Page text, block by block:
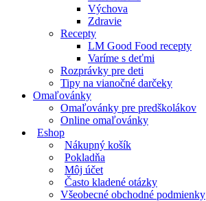
Výchova
Zdravie
Recepty
LM Good Food recepty
Varíme s deťmi
Rozprávky pre deti
Tipy na vianočné darčeky
Omaľovánky
Omaľovánky pre predškolákov
Online omaľovánky
Eshop
Nákupný košík
Pokladňa
Môj účet
Často kladené otázky
Všeobecné obchodné podmienky